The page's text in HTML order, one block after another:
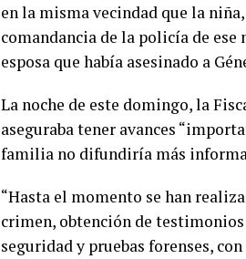
en la misma vecindad que la
comandancia de la policía de
esposa que había asesinado a
La noche de este domingo, la
aseguraba tener avances
familia no difundiría más
“Hasta el momento se han
crimen, obtención de
seguridad y pruebas forenses,